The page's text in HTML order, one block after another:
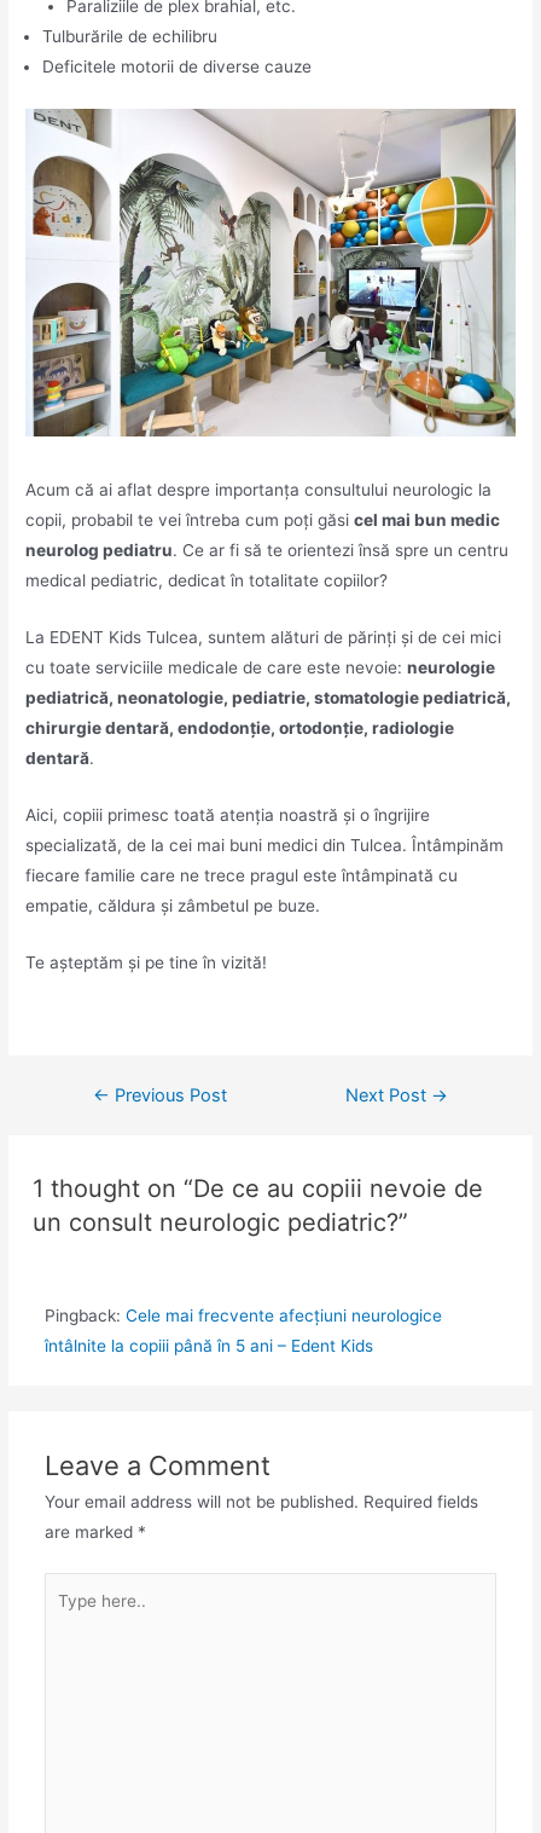
Paraliziile de plex brahial, etc.
Tulburările de echilibru
Deficitele motorii de diverse cauze
Acum că ai aflat despre importanța consultului neurologic la
copii, probabil te vei întreba cum poți găsicel mai bun medic
neurolog pediatru. Ce ar fi să te orientezi însă spre un centru
medical pediatric, dedicat în totalitate copiilor?
La EDENT Kids Tulcea, suntem alături de părinți și de cei mici
cu toate serviciile medicale de care este nevoie:neurologie
pediatrică, neonatologie, pediatrie, stomatologie pediatrică,
chirurgie dentară, endodonție, ortodonție, radiologie
dentară.
Aici, copiii primesc toată atenția noastră și o îngrijire
specializată, de la cei mai buni medici din Tulcea. Întâmpinăm
fiecare familie care ne trece pragul este întâmpinată cu
empatie, căldura și zâmbetul pe buze.
Te așteptăm și pe tine în vizită!
← Previous Post Next Post →
1 thought on “De ce au copiii nevoie de
un consult neurologic pediatric?”
Pingback: Cele mai frecvente afecțiuni neurologice
întâlnite la copiii până în 5 ani – Edent Kids
Leave a Comment
Your email address will not be published. Required fields
are marked *